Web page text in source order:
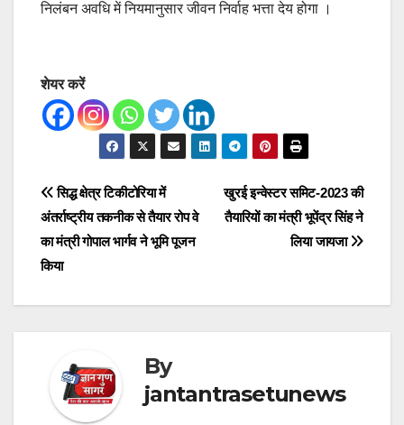
निलंबन अवधि में नियमानुसार जीवन निर्वाह भत्ता देय होगा ।
शेयर करें
Post
navigation
खुरई इन्वेस्टर समिट-2023 की
तैयारियों का मंत्री भूपेंद्र सिंह ने
लिया जायजा
सिद्ध क्षेत्र टिकीटोरिया में
अंतर्राष्ट्रीय तकनीक से तैयार रोप वे
का मंत्री गोपाल भार्गव ने भूमि पूजन
किया
By
jantantrasetunews